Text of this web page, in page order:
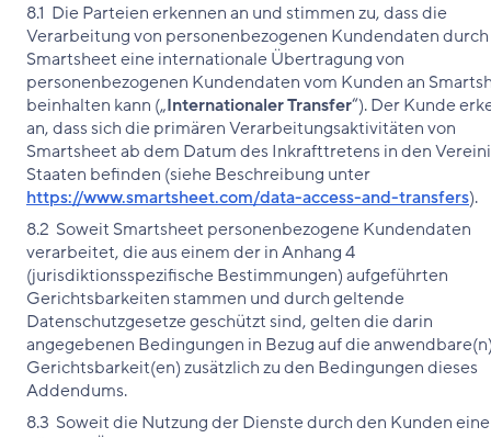
8.1 Die Parteien erkennen an und stimmen zu, dass die
Verarbeitung von personenbezogenen Kundendaten durch
Smartsheet eine internationale Übertragung von
personenbezogenen Kundendaten vom Kunden an
beinhalten kann („Internationaler Transfer“). Der Kunde
an, dass sich die primären Verarbeitungsaktivitäten von
Smartsheet ab dem Datum des Inkrafttretens in den
Staaten befinden (siehe Beschreibung unter
https://www.smartsheet.com/data-access-and-transfers).
8.2 Soweit Smartsheet personenbezogene Kundendaten
verarbeitet, die aus einem der in Anhang 4
(jurisdiktionsspezifische Bestimmungen) aufgeführten
Gerichtsbarkeiten stammen und durch geltende
Datenschutzgesetze geschützt sind, gelten die darin
angegebenen Bedingungen in Bezug auf die
Gerichtsbarkeit(en) zusätzlich zu den Bedingungen dieses
Addendums.
8.3 Soweit die Nutzung der Dienste durch den Kunden